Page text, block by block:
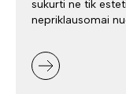
sukurti ne tik
nepriklausomai